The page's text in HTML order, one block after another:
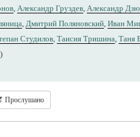
, Александр Груздев, Александр
, Дмитрий Поляновский, Иван
Студилов, Таисия Тришина, Таня
Прослушано